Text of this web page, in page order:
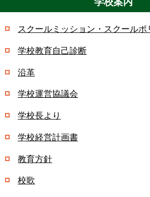
スクールミッション・スクールポ
学校教育自己診断
沿革
学校運営協議会
学校長より
学校経営計画書
教育方針
校歌